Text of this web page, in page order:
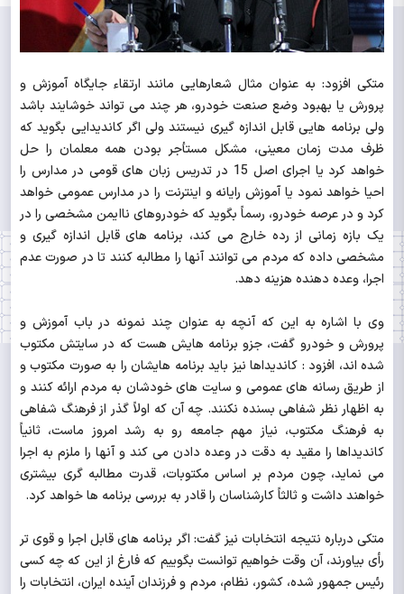
متکی افزود: به عنوان مثال شعارهایی مانند ارتقاء جایگاه آموزش و
پرورش یا بهبود وضع صنعت خودرو، هر چند می تواند خوشایند باشد
ولی برنامه هایی قابل اندازه گیری نیستند ولی اگر کاندیدایی بگوید که
ظرف مدت زمان معینی، مشکل مستأجر بودن همه معلمان را حل
خواهد کرد یا اجرای اصل 15 در تدریس زبان های قومی در مدارس را
احیا خواهد نمود یا آموزش رایانه و اینترنت را در مدارس عمومی خواهد
کرد و در عرصه خودرو، رسماً بگوید که خودروهای ناایمن مشخصی را در
یک بازه زمانی از رده خارج می کند، برنامه های قابل اندازه گیری و
مشخصی داده که مردم می توانند آنها را مطالبه کنند تا در صورت عدم
اجرا، وعده دهنده هزینه دهد.
وی با اشاره به این که آنچه به عنوان چند نمونه در باب آموزش و
پرورش و خودرو گفت، جزو برنامه هایش هست که در سایتش مکتوب
شده اند، افزود : کاندیداها نیز باید برنامه هایشان را به صورت مکتوب و
از طریق رسانه های عمومی و سایت های خودشان به مردم ارائه کنند و
به اظهار نظر شفاهی بسنده نکنند. چه آن که اولاً گذر از فرهنگ شفاهی
به فرهنگ مکتوب، نیاز مهم جامعه رو به رشد امروز ماست، ثانیاً
کاندیداها را مقید به دقت در وعده دادن می کند و آنها را ملزم به اجرا
می نماید، چون مردم بر اساس مکتوبات، قدرت مطالبه گری بیشتری
خواهند داشت و ثالثاً کارشناسان را قادر به بررسی برنامه ها خواهد کرد.
متکی درباره نتیجه انتخابات نیز گفت: اگر برنامه های قابل اجرا و قوی تر
رأی بیاورند، آن وقت خواهیم توانست بگوییم که فارغ از این که چه کسی
رئیس جمهور شده، کشور، نظام، مردم و فرزندان آینده ایران، انتخابات را